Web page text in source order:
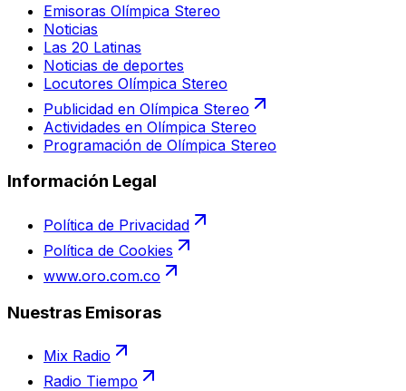
Emisoras Olímpica Stereo
Noticias
Las 20 Latinas
Noticias de deportes
Locutores Olímpica Stereo
Publicidad en Olímpica Stereo
Actividades en Olímpica Stereo
Programación de Olímpica Stereo
Información Legal
Política de Privacidad
Política de Cookies
www.oro.com.co
Nuestras Emisoras
Mix Radio
Radio Tiempo